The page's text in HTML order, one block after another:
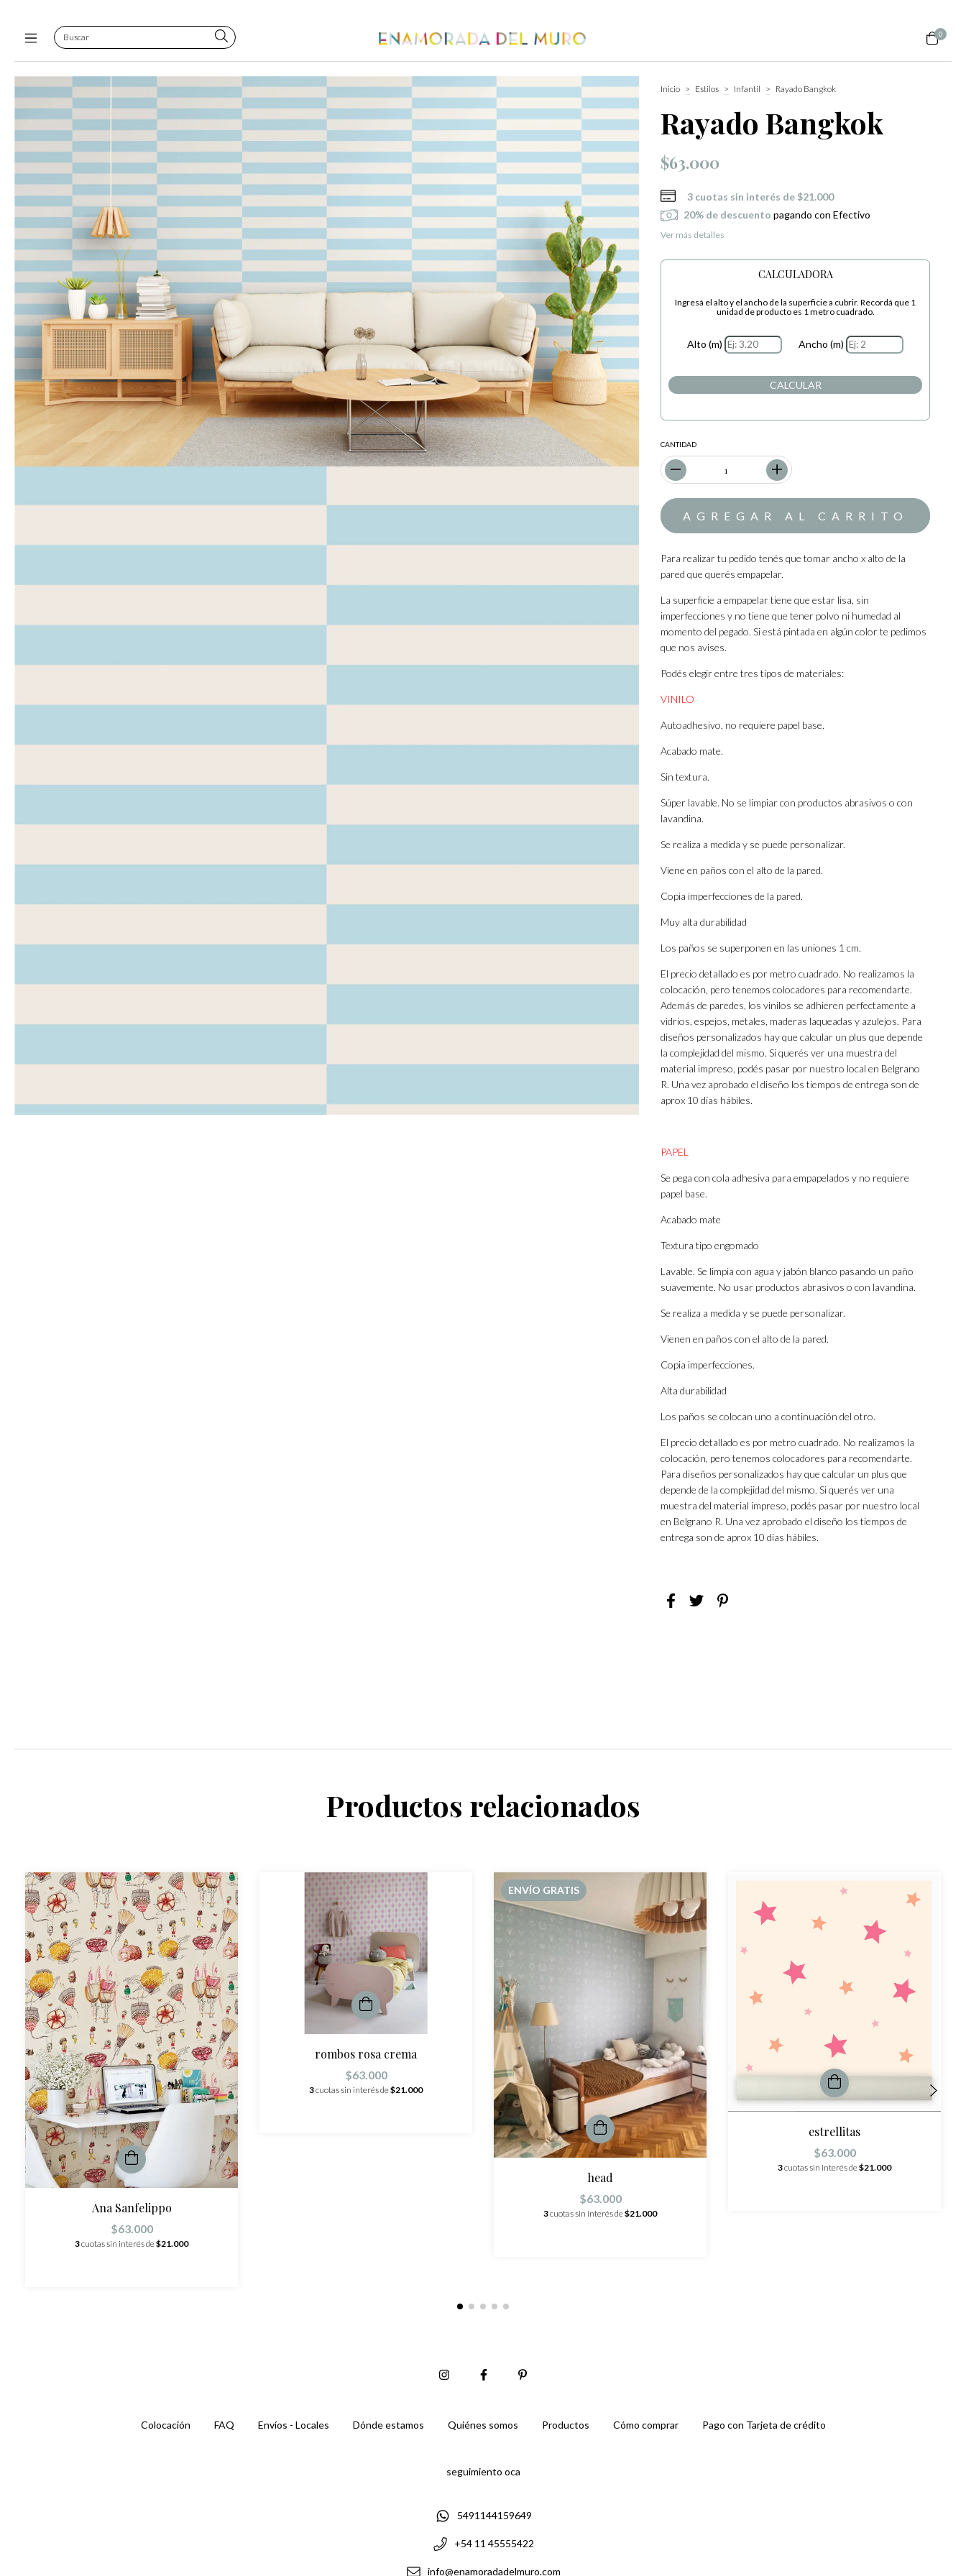
0
Inicio > Estilos > Infantil > Rayado Bangkok
Rayado Bangkok
$63.000
3 cuotas sin interés de $21.000
20% de descuento pagando con Efectivo
Ver más detalles
CALCULADORA
Ingresá el alto y el ancho de la superficie a cubrir. Recordá que 1
unidad de producto es 1 metro cuadrado.
Alto (m) Ancho (m)
CALCULAR
CANTIDAD
Para realizar tu pedido tenés que tomar ancho x alto de la
pared que querés empapelar.
La superficie a empapelar tiene que estar lisa, sin
imperfecciones y no tiene que tener polvo ni humedad al
momento del pegado. Si está pintada en algún color te pedimos
que nos avises.
Podés elegir entre tres tipos de materiales:
VINILO
Autoadhesivo, no requiere papel base.
Acabado mate.
Sin textura.
Súper lavable. No se limpiar con productos abrasivos o con
lavandina.
Se realiza a medida y se puede personalizar.
Viene en paños con el alto de la pared.
Copia imperfecciones de la pared.
Muy alta durabilidad
Los paños se superponen en las uniones 1 cm.
El precio detallado es por metro cuadrado. No realizamos la
colocación, pero tenemos colocadores para recomendarte.
Además de paredes, los vinilos se adhieren perfectamente a
vidrios, espejos, metales, maderas laqueadas y azulejos. Para
diseños personalizados hay que calcular un plus que depende
la complejidad del mismo. Si querés ver una muestra del
material impreso, podés pasar por nuestro local en Belgrano
R. Una vez aprobado el diseño los tiempos de entrega son de
aprox 10 días hábiles.
PAPEL
Se pega con cola adhesiva para empapelados y no requiere
papel base.
Acabado mate
Textura tipo engomado
Lavable. Se limpia con agua y jabón blanco pasando un paño
suavemente. No usar productos abrasivos o con lavandina.
Se realiza a medida y se puede personalizar.
Vienen en paños con el alto de la pared.
Copia imperfecciones.
Alta durabilidad
Los paños se colocan uno a continuación del otro.
El precio detallado es por metro cuadrado. No realizamos la
colocación, pero tenemos colocadores para recomendarte.
Para diseños personalizados hay que calcular un plus que
depende de la complejidad del mismo. Si querés ver una
muestra del material impreso, podés pasar por nuestro local
en Belgrano R. Una vez aprobado el diseño los tiempos de
entrega son de aprox 10 días hábiles.
Productos relacionados
Ana Sanfelippo
$63.000
3cuotas sin interés de$21.000
rombos rosa crema
$63.000
3cuotas sin interés de$21.000
ENVÍO GRATIS
head
$63.000
3cuotas sin interés de$21.000
estrellitas
$63.000
3cuotas sin interés de$21.000
Colocación FAQ Envíos - Locales Dónde estamos Quiénes somos Productos Cómo comprar Pago con Tarjeta de crédito
seguimiento oca
5491144159649
+54 11 45555422
info@enamoradadelmuro.com